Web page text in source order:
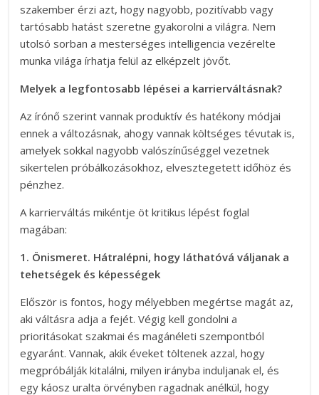
szakember érzi azt, hogy nagyobb, pozitívabb vagy
tartósabb hatást szeretne gyakorolni a világra. Nem
utolsó sorban a mesterséges intelligencia vezérelte
munka világa írhatja felül az elképzelt jövőt.
Melyek a legfontosabb lépései a karrierváltásnak?
Az írónő szerint vannak produktív és hatékony módjai
ennek a változásnak, ahogy vannak költséges tévutak is,
amelyek sokkal nagyobb valószínűséggel vezetnek
sikertelen próbálkozásokhoz, elvesztegetett időhöz és
pénzhez.
A karrierváltás mikéntje öt kritikus lépést foglal
magában:
1. Önismeret. Hátralépni, hogy láthatóvá váljanak a
tehetségek és képességek
Először is fontos, hogy mélyebben megértse magát az,
aki váltásra adja a fejét. Végig kell gondolni a
prioritásokat szakmai és magánéleti szempontból
egyaránt. Vannak, akik éveket töltenek azzal, hogy
megpróbálják kitalálni, milyen irányba induljanak el, és
egy káosz uralta örvényben ragadnak anélkül, hogy